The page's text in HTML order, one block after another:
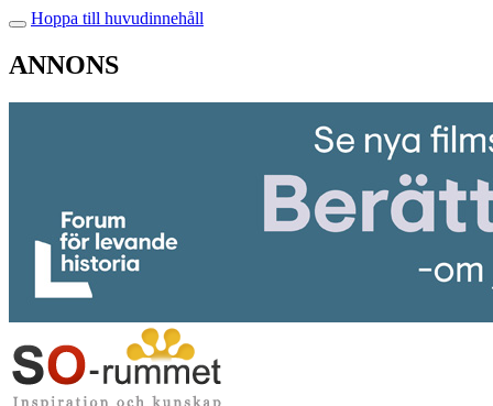
Hoppa till huvudinnehåll
ANNONS